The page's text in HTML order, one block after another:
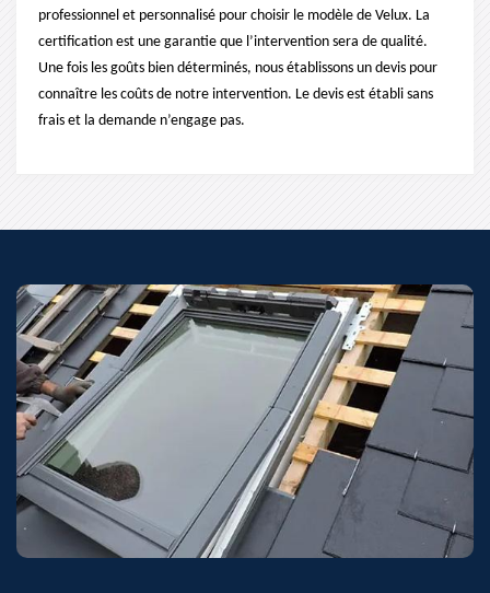
professionnel et personnalisé pour choisir le modèle de Velux. La
certification est une garantie que l’intervention sera de qualité.
Une fois les goûts bien déterminés, nous établissons un devis pour
connaître les coûts de notre intervention. Le devis est établi sans
frais et la demande n’engage pas.